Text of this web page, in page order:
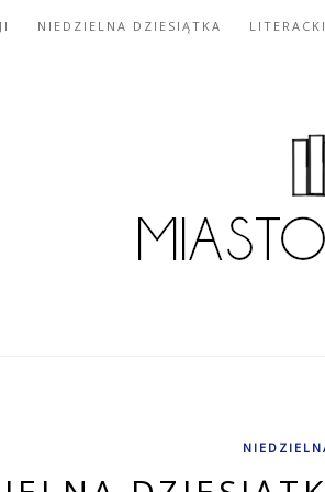
NIEDZIELNA DZIESIĄTKA